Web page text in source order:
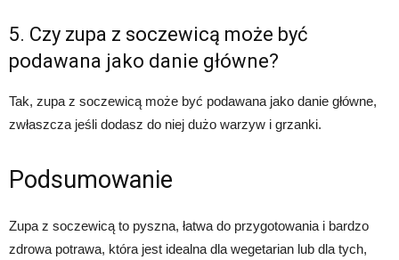
5. Czy zupa z soczewicą może być
podawana jako danie główne?
Tak, zupa z soczewicą może być podawana jako danie główne,
zwłaszcza jeśli dodasz do niej dużo warzyw i grzanki.
Podsumowanie
Zupa z soczewicą to pyszna, łatwa do przygotowania i bardzo
zdrowa potrawa, która jest idealna dla wegetarian lub dla tych,